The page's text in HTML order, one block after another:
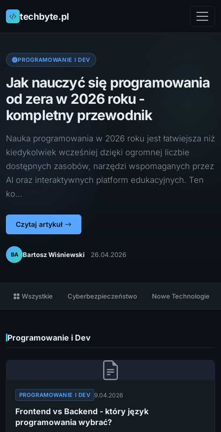
techbyte.pl
PROGRAMOWANIE I DEV
Jak nauczyć się programowania
od zera w 2026 roku -
kompletny przewodnik
Nauka programowania w 2026 roku jest łatwiejsza niż
kiedykolwiek wcześniej dzięki ogromnej liczbie
dostępnych zasobów, narzędzi wspomaganych przez
AI oraz interaktywnych platform edukacyjnych. Ten
ko…
Czytaj artykuł
BA Bartosz Wiśniewski 26.04.2026
Wszystkie Cyberbezpieczeństwo Nowe Technologie
Programowanie i Dev
PROGRAMOWANIE I DEV 9.04.2026
Frontend vs Backend - który język
programowania wybrać?